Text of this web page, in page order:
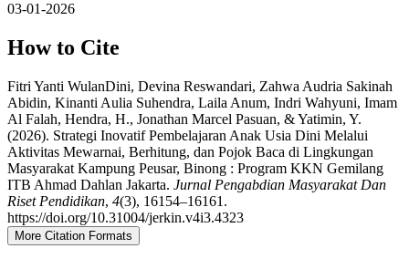
03-01-2026
How to Cite
Fitri Yanti WulanDini, Devina Reswandari, Zahwa Audria Sakinah
Abidin, Kinanti Aulia Suhendra, Laila Anum, Indri Wahyuni, Imam
Al Falah, Hendra, H., Jonathan Marcel Pasuan, & Yatimin, Y.
(2026). Strategi Inovatif Pembelajaran Anak Usia Dini Melalui
Aktivitas Mewarnai, Berhitung, dan Pojok Baca di Lingkungan
Masyarakat Kampung Peusar, Binong : Program KKN Gemilang
ITB Ahmad Dahlan Jakarta. Jurnal Pengabdian Masyarakat Dan
Riset Pendidikan, 4(3), 16154–16161.
https://doi.org/10.31004/jerkin.v4i3.4323
More Citation Formats